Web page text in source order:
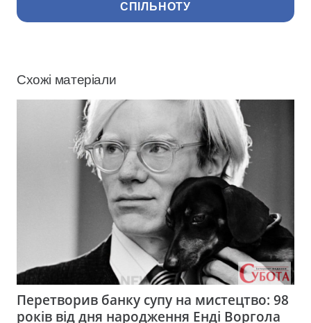
СПІЛЬНОТУ
Схожі матеріали
Перетворив банку супу на мистецтво: 98
років від дня народження Енді Воргола